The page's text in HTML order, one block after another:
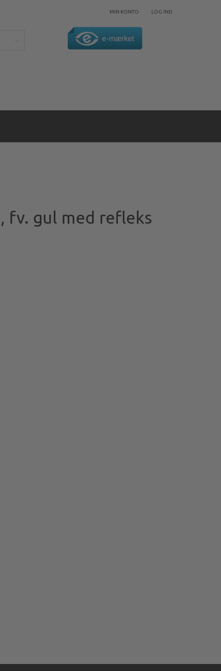
LOG IND
MIN KONTO
fv. gul med refleks